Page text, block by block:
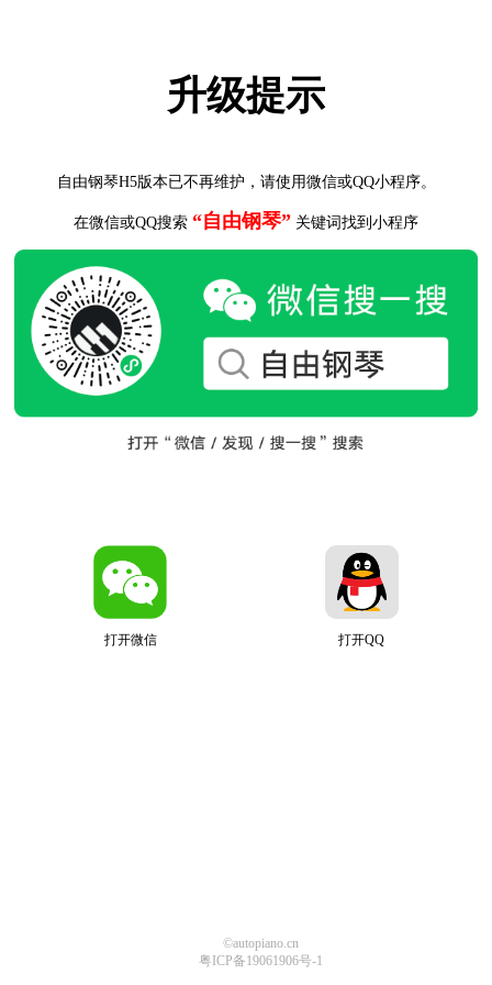
升级提示
自由钢琴H5版本已不再维护，请使用微信或QQ小程序。
在微信或QQ搜索 “自由钢琴” 关键词找到小程序
打开微信 打开QQ
©autopiano.cn
粤ICP备19061906号-1